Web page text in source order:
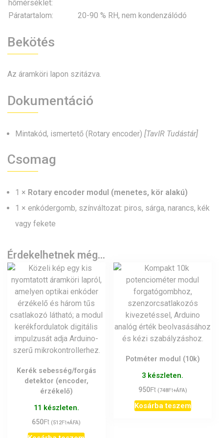
hőmérséklet:
Páratartalom:
20-90 % RH, nem kondenzálódó
Bekötés
Az áramköri lapon szitázva.
Dokumentáció
Mintakód, ismertető (Rotary encoder) [TavIR Tudástár]
Csomag
1 × Rotary encoder modul (menetes, kör alakú)
1 × enkódergomb, színváltozat: piros, sárga, narancs, kék
vagy fekete
Érdekelhetnek még…
Kerék sebesség/forgás
detektor (encoder,
érzékelő)
11 készleten.
650Ft (512Ft+ÁFA)
Potméter modul (10k)
3 készleten.
950Ft (748Ft+ÁFA)
Kosárba teszem